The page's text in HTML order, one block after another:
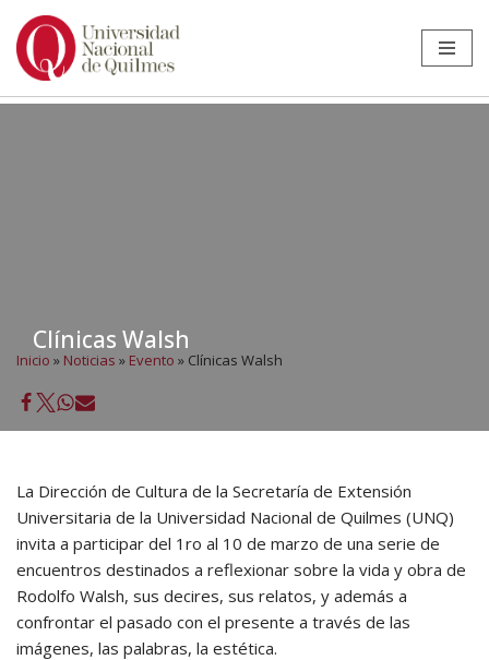
Ir
Clínicas Walsh
Inicio » Noticias » Evento » Clínicas Walsh
La Dirección de Cultura de la Secretaría de Extensión
Universitaria de la Universidad Nacional de Quilmes (UNQ)
invita a participar del 1ro al 10 de marzo de una serie de
encuentros destinados a reflexionar sobre la vida y obra de
Rodolfo Walsh, sus decires, sus relatos, y además a
confrontar el pasado con el presente a través de las
imágenes, las palabras, la estética.